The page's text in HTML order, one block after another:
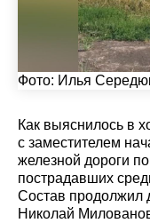
Фото: Илья
Как выяснилось в
с заместителем
железной дороги
пострадавших
Состав продолжил
Николай